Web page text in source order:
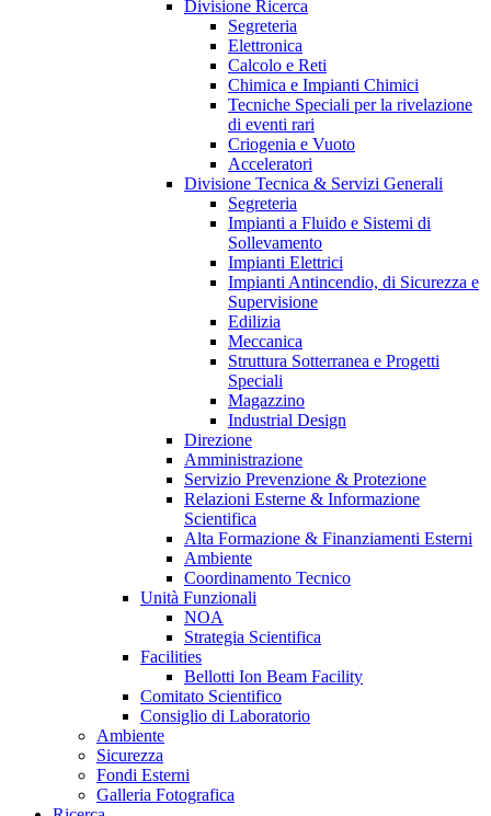
Divisione Ricerca
Segreteria
Elettronica
Calcolo e Reti
Chimica e Impianti Chimici
Tecniche Speciali per la rivelazione
di eventi rari
Criogenia e Vuoto
Acceleratori
Divisione Tecnica & Servizi Generali
Segreteria
Impianti a Fluido e Sistemi di
Sollevamento
Impianti Elettrici
Impianti Antincendio, di Sicurezza e
Supervisione
Edilizia
Meccanica
Struttura Sotterranea e Progetti
Speciali
Magazzino
Industrial Design
Direzione
Amministrazione
Servizio Prevenzione & Protezione
Relazioni Esterne & Informazione
Scientifica
Alta Formazione & Finanziamenti Esterni
Ambiente
Coordinamento Tecnico
Unità Funzionali
NOA
Strategia Scientifica
Facilities
Bellotti Ion Beam Facility
Comitato Scientifico
Consiglio di Laboratorio
Ambiente
Sicurezza
Fondi Esterni
Galleria Fotografica